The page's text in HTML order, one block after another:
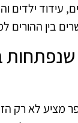
עידוד ילדים
בין ההורים
מציע לא רק